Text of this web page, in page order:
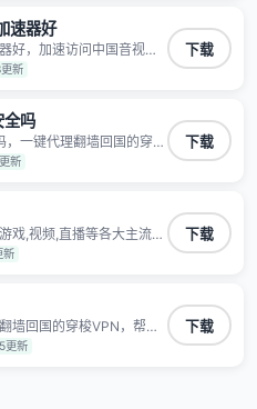
速器好
好，加速访问中国音视频
你加速访问优酷、bilibili、
服游戏，例如原神、阴阳
弥什、sky光·遇、另一个
速器致力于帮助海外华人
供最好的回国游戏和音乐
港澳台地区流畅加速国服
、爱奇艺、腾讯视频、B
音乐、网易云音乐、酷狗
限制，带你穿梭加速回
户整体好评95%以上，一
使用体验。
新
下载
全吗
一键代理翻墙回国的穿梭
港澳台地区用户破除地区
延迟，加速访问中国网
新
下载
戏,视频,直播等各大主流
。人在海外听歌,玩国服游
新
下载
墙回国的穿梭VPN，帮助
用户破除地区版权限制问
访问中国网站、游戏及应
更新
下载